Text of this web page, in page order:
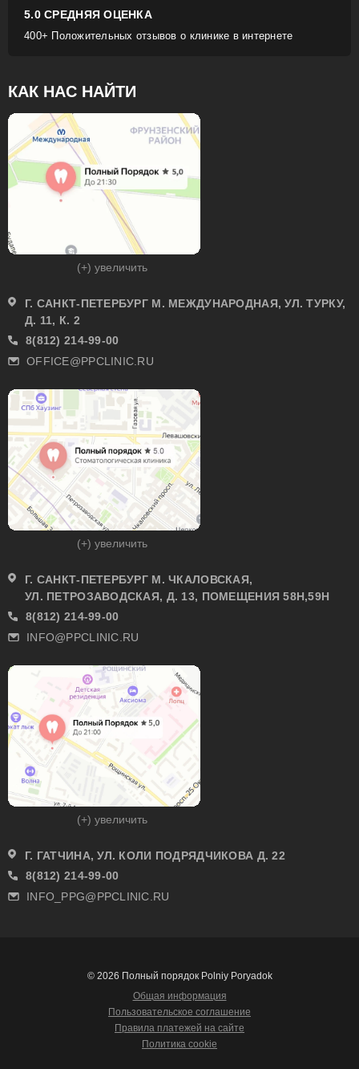
5.0 СРЕДНЯЯ ОЦЕНКА
400+ Положительных отзывов о клинике в интернете
КАК НАС НАЙТИ
(+) увеличить
Г. САНКТ-ПЕТЕРБУРГ М. МЕЖДУНАРОДНАЯ, УЛ. ТУРКУ,
Д. 11, К. 2
8(812) 214-99-00
OFFICE@PPCLINIC.RU
(+) увеличить
Г. САНКТ-ПЕТЕРБУРГ М. ЧКАЛОВСКАЯ,
УЛ. ПЕТРОЗАВОДСКАЯ, Д. 13, ПОМЕЩЕНИЯ 58Н,59Н
8(812) 214-99-00
INFO@PPCLINIC.RU
(+) увеличить
Г. ГАТЧИНА, УЛ. КОЛИ ПОДРЯДЧИКОВА Д. 22
8(812) 214-99-00
INFO_PPG@PPCLINIC.RU
© 2026 Полный порядок Polniy Poryadok
Общая информация
Пользовательское соглашение
Правила платежей на сайте
Политика cookie